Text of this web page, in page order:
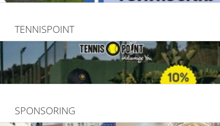
TENNISPOINT
SPONSORING